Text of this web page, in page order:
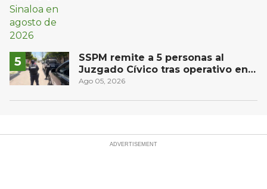
SSPM remite a 5 personas al
Juzgado Cívico tras operativo en
San Juan del Río
Ago 05, 2026